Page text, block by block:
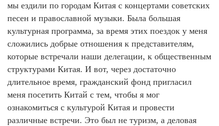
мы ездили по городам Китая с концертами советских
песен и православной музыки. Была большая
культурная программа, за время этих поездок у меня
сложились добрые отношения к представителям,
которые встречали наши делегации, к общественным
структурами Китая. И вот, через достаточно
длительное время, гражданский фонд пригласил
меня посетить Китай с тем, чтобы я мог
ознакомиться с культурой Китая и провести
различные встречи. Это был не туризм, а деловая